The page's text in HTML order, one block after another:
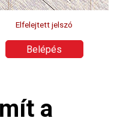
Elfelejtett jelszó
Belépés
a